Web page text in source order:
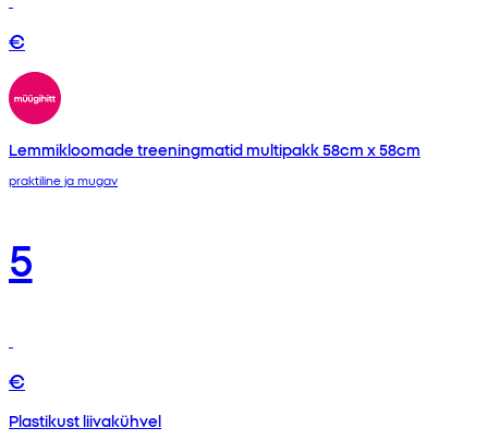
€
Lemmikloomade treeningmatid multipakk 58cm x 58cm
praktiline ja mugav
5
€
Plastikust liivakühvel